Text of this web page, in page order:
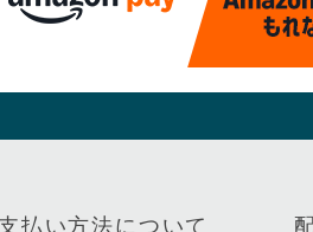
かあるのかと思ったら、ない。個別に
ブロックしなくてはならないなんて
ortofon RS-212 Special、SME 3012 Se
ダブルアームも良さそう
払い方法について